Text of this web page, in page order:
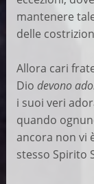
mantenere
delle
Allora cari
Diodevono
i suoi veri
quando
ancora non vi
stesso Spirito